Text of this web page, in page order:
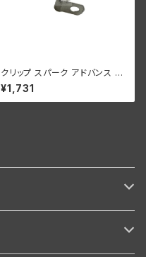
クリップ スパーク アドバンス ケ
ーブル ハーレーダビッドソン 19
37-57年 EL FL
¥1,731